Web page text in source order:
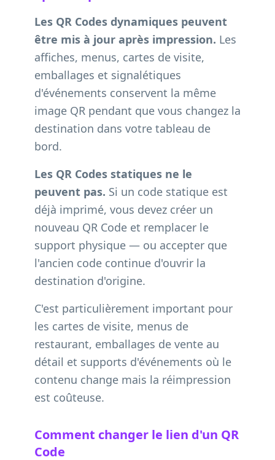
Les QR Codes dynamiques peuvent
être mis à jour après impression. Les
affiches, menus, cartes de visite,
emballages et signalétiques
d'événements conservent la même
image QR pendant que vous changez la
destination dans votre tableau de
bord.
Les QR Codes statiques ne le
peuvent pas. Si un code statique est
déjà imprimé, vous devez créer un
nouveau QR Code et remplacer le
support physique — ou accepter que
l'ancien code continue d'ouvrir la
destination d'origine.
C'est particulièrement important pour
les cartes de visite, menus de
restaurant, emballages de vente au
détail et supports d'événements où le
contenu change mais la réimpression
est coûteuse.
Comment changer le lien d'un QR
Code